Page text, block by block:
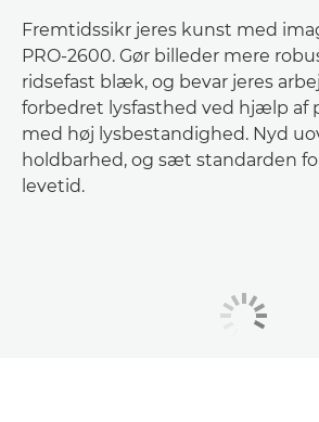
Fremtidssikr jeres kunst med
PRO-2600. Gør billeder mere
ridsefast blæk, og bevar jeres
forbedret lysfasthed ved hjælp
med høj lysbestandighed. Nyd
holdbarhed, og sæt standarden
levetid.